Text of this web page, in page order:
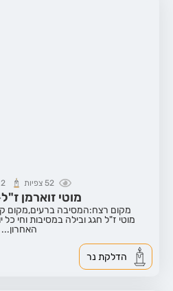
52 צפיות 2
מוטי זוארמן ז"ל
מקום רצח:המסיבה ברעים,מקום
מוטי ז"ל חגג ובילה במסיבות וחי כל
האחרון...
הדלקת נר